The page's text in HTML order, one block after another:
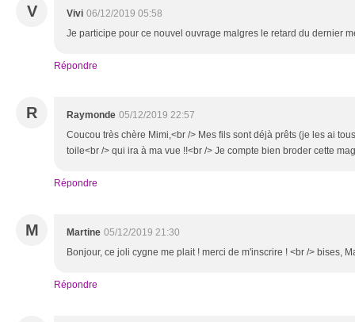
V Vivi 06/12/2019 05:58
Je participe pour ce nouvel ouvrage malgres le retard du dernier
Répondre
R Raymonde 05/12/2019 22:57
Coucou très chère Mimi,<br /> Mes fils sont déjà prêts (je les ai
toile<br /> qui ira à ma vue !!<br /> Je compte bien broder cette
Répondre
M Martine 05/12/2019 21:30
Bonjour, ce joli cygne me plait ! merci de m'inscrire ! <br /> bises,
Répondre